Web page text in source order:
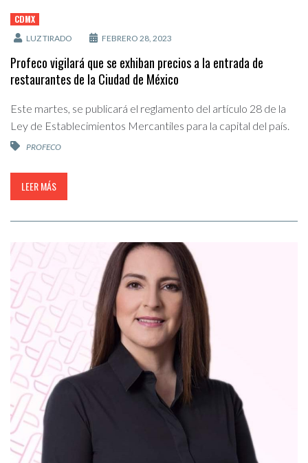
CDMX
LUZ TIRADO FEBRERO 28, 2023
Profeco vigilará que se exhiban precios a la entrada de
restaurantes de la Ciudad de México
Este martes, se publicará el reglamento del artículo 28 de la
Ley de Establecimientos Mercantiles para la capital del país.
PROFECO
LEER MÁS